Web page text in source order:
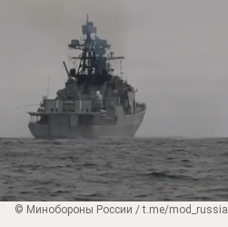
© Минобороны России / t.me/mod_russia